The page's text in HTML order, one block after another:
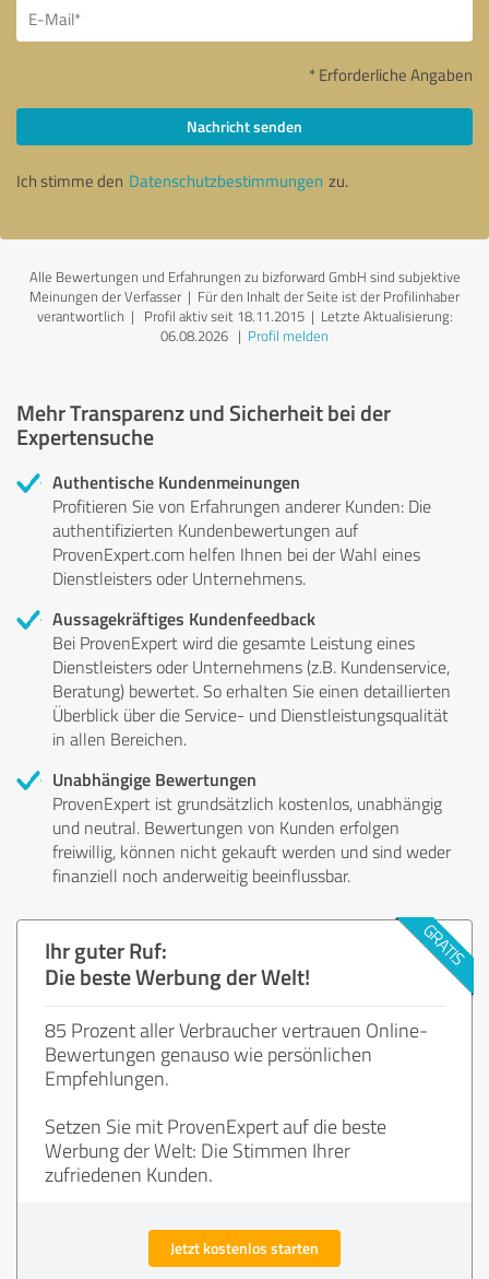
* Erforderliche Angaben
Nachricht senden
Ich stimme den Datenschutzbestimmungen zu.
Alle Bewertungen und Erfahrungen zu bizforward GmbH sind subjektive
Meinungen der Verfasser | Für den Inhalt der Seite ist der Profilinhaber
verantwortlich | Profil aktiv seit 18.11.2015 | Letzte Aktualisierung:
06.08.2026 | Profil melden
Mehr Transparenz und Sicherheit bei der
Expertensuche
Authentische Kundenmeinungen
Profitieren Sie von Erfahrungen anderer Kunden: Die
authentifizierten Kundenbewertungen auf
ProvenExpert.com helfen Ihnen bei der Wahl eines
Dienstleisters oder Unternehmens.
Aussagekräftiges Kundenfeedback
Bei ProvenExpert wird die gesamte Leistung eines
Dienstleisters oder Unternehmens (z.B. Kundenservice,
Beratung) bewertet. So erhalten Sie einen detaillierten
Überblick über die Service- und Dienstleistungsqualität
in allen Bereichen.
Unabhängige Bewertungen
ProvenExpert ist grundsätzlich kostenlos, unabhängig
und neutral. Bewertungen von Kunden erfolgen
freiwillig, können nicht gekauft werden und sind weder
finanziell noch anderweitig beeinflussbar.
Ihr guter Ruf:
Die beste Werbung der Welt!
85 Prozent aller Verbraucher vertrauen Online-
Bewertungen genauso wie persönlichen
Empfehlungen.
Setzen Sie mit ProvenExpert auf die beste
Werbung der Welt: Die Stimmen Ihrer
zufriedenen Kunden.
Jetzt kostenlos starten